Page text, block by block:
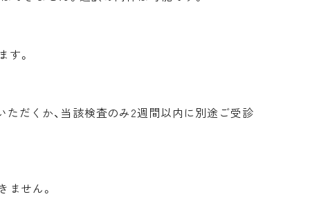
す。
ただくか、当該検査のみ2週間以内に別途ご受診
ません。